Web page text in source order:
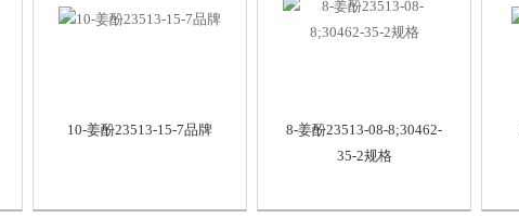
10-姜酚23513-15-7品牌
8-姜酚23513-08-8;30462-
35-2规格